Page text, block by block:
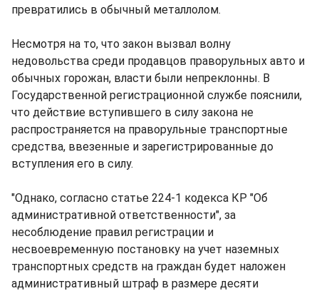
превратились в обычный металлолом.
Несмотря на то, что закон вызвал волну
недовольства среди продавцов праворульных авто и
обычных горожан, власти были непреклонны. В
Государственной регистрационной службе пояснили,
что действие вступившего в силу закона не
распространяется на праворульные транспортные
средства, ввезенные и зарегистрированные до
вступления его в силу.
"Однако, согласно статье 224-1 кодекса КР "Об
административной ответственности", за
несоблюдение правил регистрации и
несвоевременную постановку на учет наземных
транспортных средств на граждан будет наложен
административный штраф в размере десяти